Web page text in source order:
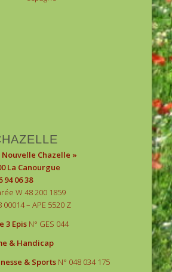
Chazelle »
La Canourgue
94 06 38
W 48 200 1859
00014 – APE 5520 Z
3 Epis N° GES 044
& Handicap
& Sports N° 048 034 175